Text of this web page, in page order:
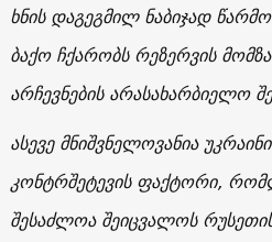
ხნის დაგეგმილ ნაბიჯად
ბაქო ჩქარობს რეზერვის
არჩევნების არასახარბიელო
ასევე მნიშვნელოვანია
კონტრშეტევის ფაქტორი,
შესაძლოა შეიცვალოს